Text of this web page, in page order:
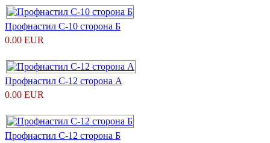
Профнастил С-10 сторона Б
0.00 EUR
Профнастил С-12 сторона А
0.00 EUR
Профнастил С-12 сторона Б